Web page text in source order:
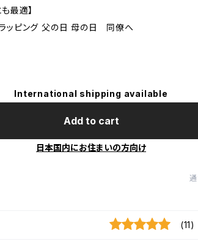
最適】
ッピング 父の日 母の日 同僚へ
International shipping available
Add to cart
日本国内にお住まいの方向け
通
(11)